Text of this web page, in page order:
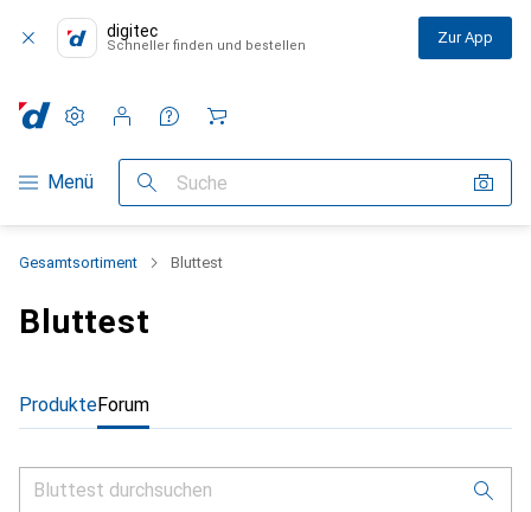
digitec
Schneller finden und bestellen Zur App
Navigation nach Kategorien
Menü Suche
Einstellungen
Kundenkonto
Vergleichslisten
Merklisten
Warenkorb
Gesamtsortiment Bluttest
Bluttest
ProdukteForum